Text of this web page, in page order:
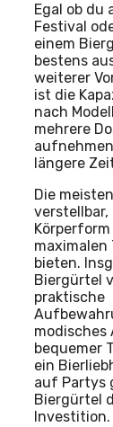
Egal ob du
Festival
einem
bestens
weiterer
ist die
nach
mehrere
längere
Die
verstellbar,
bieten.
Biergürtel
praktische
modisches
bequemer
ein
auf Partys
Biergürtel
Investition.